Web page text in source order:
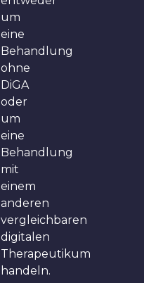
um
eine
Behandlung
ohne
DiGA
oder
um
eine
Behandlung
mit
einem
anderen
vergleichbaren
digitalen
Therapeutikum
handeln.